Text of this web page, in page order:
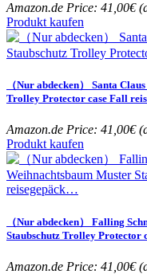
Amazon.de Price: 41,00€
Produkt kaufen
（Nur abdecken） Santa
Trolley Protector case Fall
Amazon.de Price: 41,00€
Produkt kaufen
（Nur abdecken） Falling
Staubschutz Trolley Protector
Amazon.de Price: 41,00€